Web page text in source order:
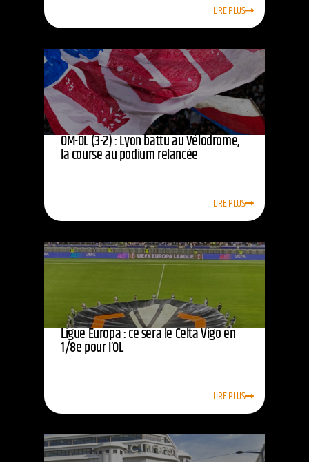
LIRE PLUS
OM-OL (3-2) : Lyon battu au Vélodrome,
la course au podium relancée
LIRE PLUS
Ligue Europa : ce sera le Celta Vigo en
1/8e pour l’OL
LIRE PLUS